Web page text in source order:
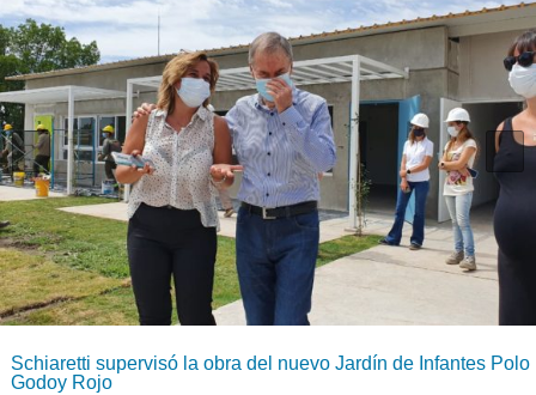
Schiaretti supervisó la obra del nuevo Jardín de Infantes Polo
Godoy Rojo